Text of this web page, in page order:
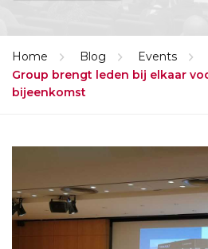
Home Blog Events
Group brengt leden bij elkaar
bijeenkomst